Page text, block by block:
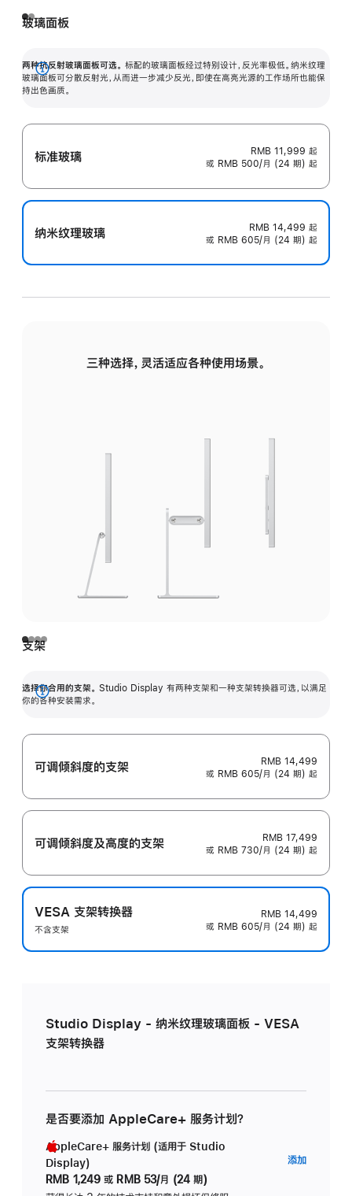
玻璃面板
两种抗反射玻璃面板可选。 标配的玻璃面板经过特别设计，反光率极低。纳米纹理
玻璃面板可分散反射光，从而进一步减少反光，即使在高亮光源的工作场所也能保
持出色画质。
展
开
标准玻璃 RMB 11,999 起
或 RMB 500/月 (24 期) 起
纳米纹理玻璃 RMB 14,499 起
或 RMB 605/月 (24 期) 起
三种选择，灵活适应各种使用场景。
支架
选择你合用的支架。 Studio Display 有两种支架和一种支架转换器可选，以满足
你的各种安装需求。
展
可调倾斜度的支架
RMB 14,499
或 RMB 605/月 (24 期) 起
可调倾斜度及高‍度的支‍架
RMB 17,499
或 RMB 730/月 (24 期) 起
VESA 支架转换器
不含支架
RMB 14,499
或 RMB 605/月 (24 期) 起
Studio Display - 纳米纹理玻璃面板 - VESA
支架转换器
是否要添加 AppleCare+ 服务计划？
AppleCare+ 服务计划 (适用于 Studio
Display)
RMB 1,249 或 RMB 53/月 (24 期)
添加